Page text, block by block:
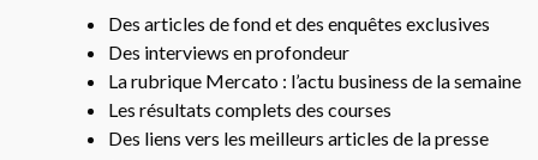
Des articles de fond et des enquêtes exclusives
Des interviews en profondeur
La rubrique Mercato : l’actu business de la semaine
Les résultats complets des courses
Des liens vers les meilleurs articles de la presse